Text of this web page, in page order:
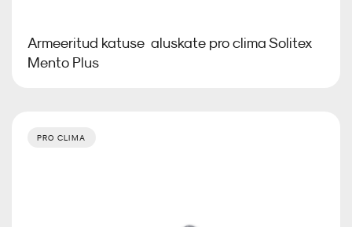
Armeeritud katuse aluskate pro clima Solitex
Mento Plus
PRO CLIMA